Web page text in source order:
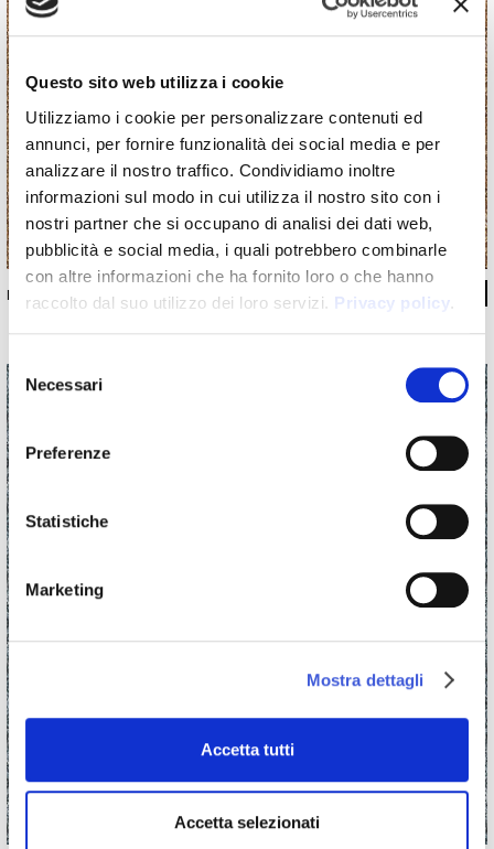
Questo sito web utilizza i cookie
Utilizziamo i cookie per personalizzare contenuti ed
annunci, per fornire funzionalità dei social media e per
analizzare il nostro traffico. Condividiamo inoltre
informazioni sul modo in cui utilizza il nostro sito con i
nostri partner che si occupano di analisi dei dati web,
pubblicità e social media, i quali potrebbero combinarle
con altre informazioni che ha fornito loro o che hanno
raccolto dal suo utilizzo dei loro servizi. Privacy policy.
Selezione
del
consenso
Necessari
Preferenze
Statistiche
Marketing
Mostra dettagli
Accetta tutti
Accetta selezionati
INKNUEX1501_C